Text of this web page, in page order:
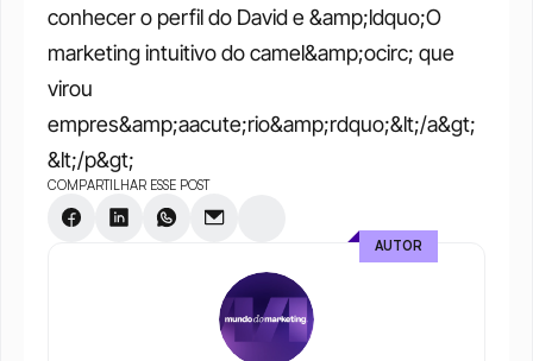
conhecer o perfil do David e &amp;ldquo;O
marketing intuitivo do camel&amp;ocirc; que
virou
empres&amp;aacute;rio&amp;rdquo;&lt;/a&gt;
&lt;/p&gt;
COMPARTILHAR ESSE POST
AUTOR